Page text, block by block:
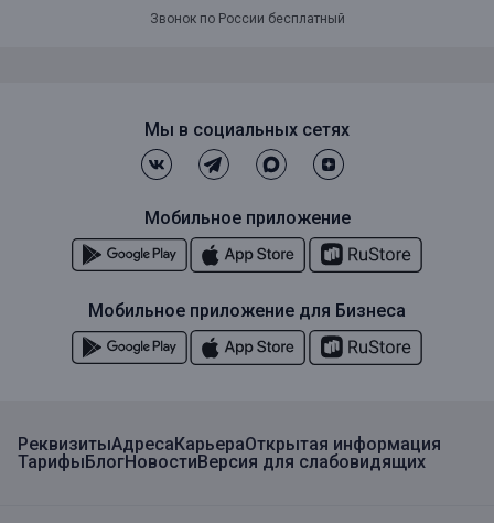
Звонок по России бесплатный
РеквизитыАдресаКарьераОткрытая информация
ТарифыБлогНовостиВерсия для слабовидящих
Мы в социальных сетях
Мобильное приложение
Мобильное приложение для Бизнеса